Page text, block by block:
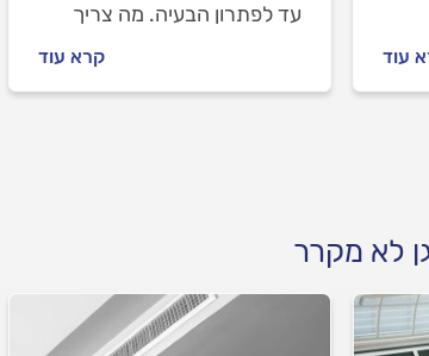
עוד
עד לפתרון הבעיה. מה צריך
מזגנים, איך מתנהלים מולו וכמה
תיקון מזגן שמקצר עולה? כל
קרא עוד
לא מקרר